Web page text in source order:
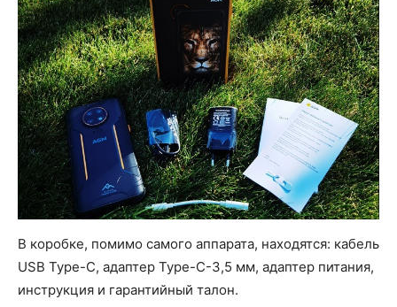
В коробке, помимо самого аппарата, находятся: кабель
USB Type-C, адаптер Type-C-3,5 мм, адаптер питания,
инструкция и гарантийный талон.